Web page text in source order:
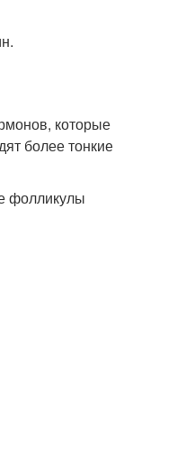
которые
более тонкие
фолликулы